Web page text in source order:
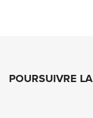
POURSUIVRE